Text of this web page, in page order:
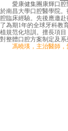
愛康健集團康輝口腔
於南昌大學口腔醫學院
腔臨床經驗。先後應邀
了為期1年的全球牙科教
植規范化培訓。擅長項
對整體口腔方案制定及系
馮曉瑛，主治醫師，